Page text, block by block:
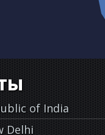
of India
Delhi